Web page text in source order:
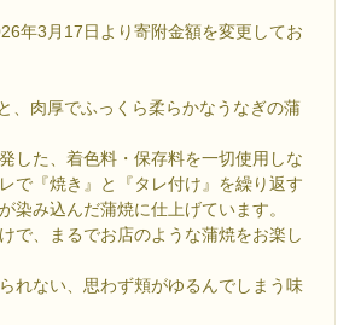
年3月17日より寄附金額を変更してお
、肉厚でふっくら柔らかなうなぎの蒲
した、着色料・保存料を一切使用しな
で『焼き』と『タレ付け』を繰り返す
染み込んだ蒲焼に仕上げています。
で、まるでお店のような蒲焼をお楽し
れない、思わず頬がゆるんでしまう味